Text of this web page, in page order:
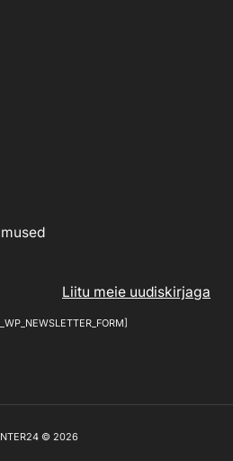
Liitu meie uudiskirjaga
© 2026